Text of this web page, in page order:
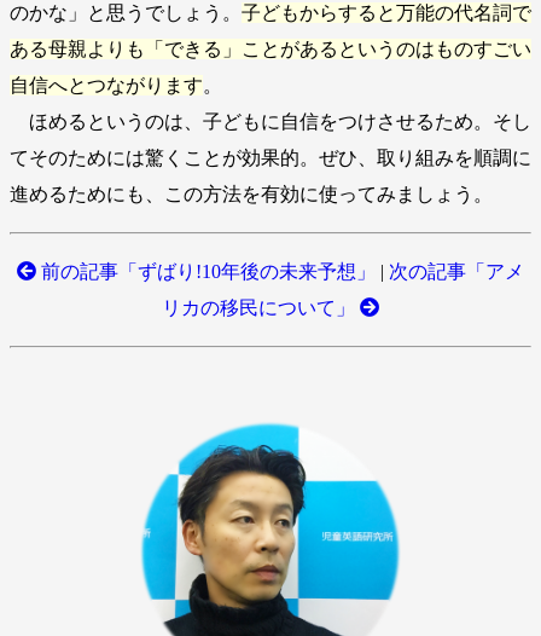
のかな」と思うでしょう。 子どもからすると万能の代名詞で
ある母親よりも「できる」ことがあるというのはものすごい
自信へとつながります。
ほめるというのは、子どもに自信をつけさせるため。そし
てそのためには驚くことが効果的。ぜひ、取り組みを順調に
進めるためにも、この方法を有効に使ってみましょう。
前の記事「ずばり!10年後の未来予想」 | 次の記事「アメ
リカの移民について」